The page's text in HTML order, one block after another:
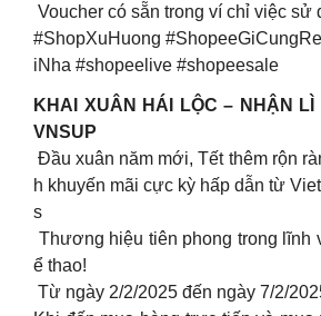
Voucher có sẵn trong ví chỉ việc sử
#ShopXuHuong
iNha #shopeelive #shopeesale
KHAI XUÂN HÁI LỘC – NHẬN LÌ
VNSUP
Đầu xuân năm mới, Tết thêm rộn
h khuyến mãi cực kỳ hấp dẫn từ
s
Thương hiệu tiên phong trong lĩnh
ể thao!
Từ ngày 2/2/2025 đến ngày 7/2/